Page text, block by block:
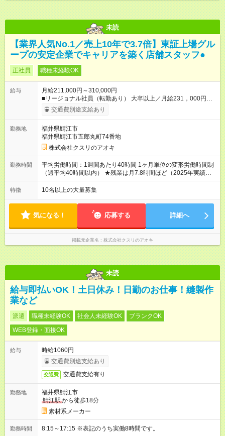
未読
【業界人気No.1／売上10年で3.7倍】東証上場グル
ープの安定企業でキャリアを築く店舗スタッフ●
正社員 職種未経験OK
給与
月給211,000円～310,000円
■リージョナル社員（転勤あり） 大卒以上／月給231，000円～
310，000円 高卒以上／月給211，000円～310，000円 ★エリア
手当（石川県、富山県、福井県、岐阜県、群馬県、茨城県 月1
種手当あり ★登録販売者資格保持者には、別途月1万円支給（実
務経験がない方にも同額を支給） ※ただし、短時間勤務・早番
固定社員は当社規定に従い額が変動 ＝＝＝＝＝＝＝＝＝＝＝＝
＝＝ ★職務給制度で実力次第で収入アップ！ 職務内容に応じて
給与が支払われ、昇格試験なく役職に就いた時点で年収がUPす
る制度です。 約4割の社員が入社3年目で店長に就いています。
交通費別途支給あり
勤務地
福井県鯖江市
福井県鯖江市五郎丸町74番地
株式会社クスリのアオキ
勤務時間
平均労働時間：1週間あたり40時間 1ヶ月単位の変形労働時間制
（週平均40時間以内） ★残業は月7.8時間ほど（2025年実績）
＜店舗の基本営業時間＞ 9時～22時 ※勤務時間は店舗により異
なります。 ＜シフト例＞ 早番：8時00分～17時00分 中番：11
1ヶ月単位の変形労働時間制（週平均40時間以内） ★残業は月
7.8時間ほど（2025年実績） ＜店舗の基本営業時間＞ 9時～22
時 ※勤務時間は店舗により異なります。 ＜シフト例＞ 早番：8
時00分～17時00分 中番：11時～20時 遅番：13時～22時
特徴 10名以上の大量募集
気になる！ 応募する 詳細へ
掲載元企業名 株式会社クスリのアオキ
未読
給与即払いOK！土日休み！日勤のお仕事！縫製作
業など
派遣 職種未経験OK 社会人未経験OK
ブランクOK
WEB登録・面接OK
給与
時給1060円
交通費別途支給あり
交通費 交通費支給有り
勤務地
福井県鯖江市
鯖江駅から徒歩18分
素材系メーカー
勤務時間 8:15～17:15 ※表記のうち実働8時間です。